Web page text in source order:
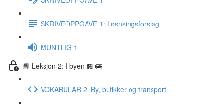
SKRIVEOPPGAVE 1: Løsnsingsforslag
MUNTLIG 1
📘 Leksjon 2: I byen 🏪 🚌
VOKABULAR 2: By, butikker og transport